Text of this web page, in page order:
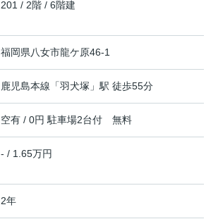
201 / 2階 / 6階建
福岡県八女市龍ケ原46-1
鹿児島本線 「羽犬塚 」駅 徒歩55分
空有 / 0円 駐車場2台付 無料
- / 1.65万円
2年